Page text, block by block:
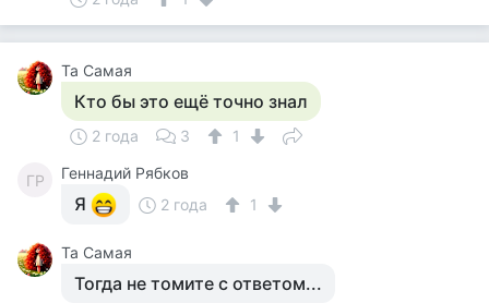
Та Самая
Кто бы это ещё точно знал
2 года 3 1
ГР Геннадий Рябков
Я 2 года 1
Та Самая
Тогда не томите с ответом...